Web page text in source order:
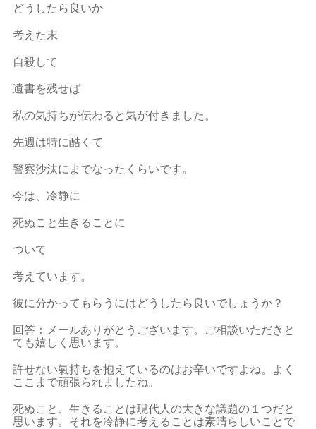
どうしたら良いか
考えた末
自殺して
遺書を残せば
私の気持ちが伝わると気が付きました。
先週は特に酷くて
警察沙汰にまでなったくらいです。
今は、冷静に
死ぬこと生きることに
ついて
考えています。
彼に分かってもらうにはどうしたら良いでしょうか？
回答：メールありがとうございます。ご相談いただきと
ても嬉しく思います。
許せない氣持ちを抱えているのはお辛いですよね。よく
ここまで頑張られましたね。
死ぬこと、生きることは現代人の大きな議題の１つだと
思います。それを冷静に考えることは素晴らしいことで